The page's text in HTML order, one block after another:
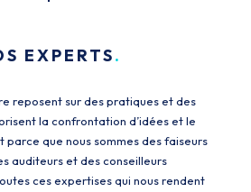
EXPERTS
reposent sur des pratiques et des
la confrontation d’idées et le
parce que nous sommes des faiseurs
auditeurs et des conseilleurs
ces expertises qui nous rendent